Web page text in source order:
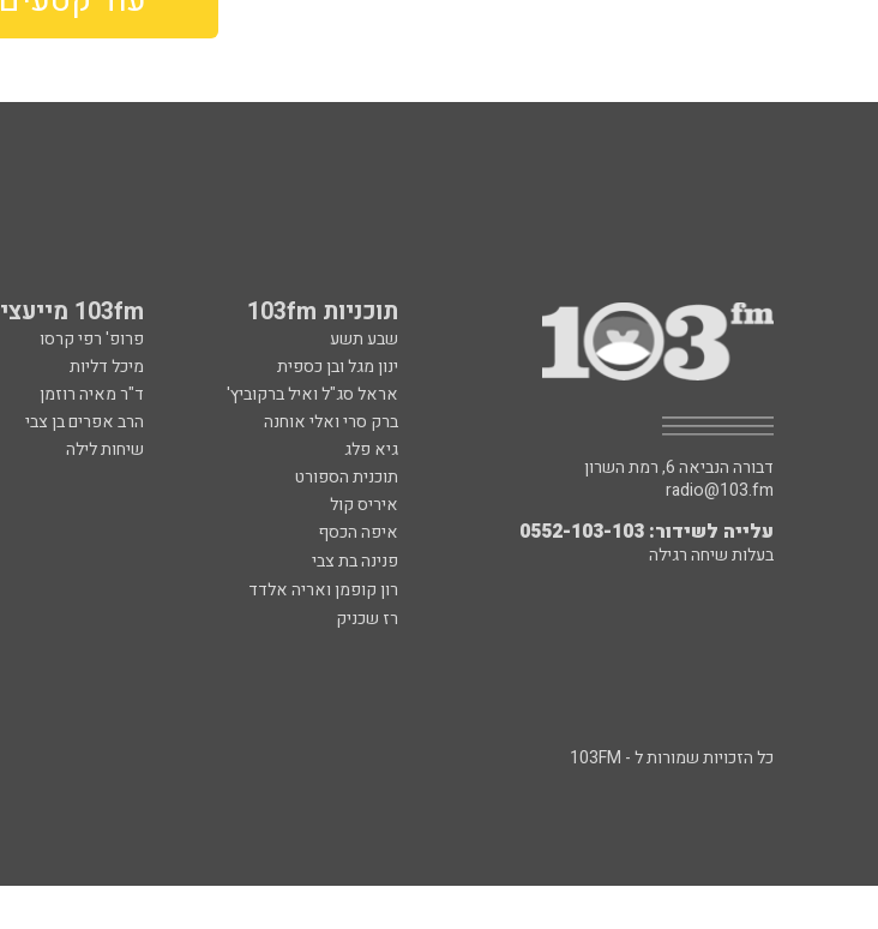
תוכניות 103fm 103fm מייעצים
שבע תשע פרופ' רפי קרסו
ינון מגל ובן כספית
מיכל דליות
אראל סג"ל ואיל ברקוביץ'
ד"ר מאיה רוזמן
ברק סרי ואלי אוחנה
הרב אפרים בן צבי
גיא פלג
שיחות לילה
תוכנית הספורט
איריס קול
איפה הכסף
פנינה בת צבי
רון קופמן ואריה אלדד
רז שכניק
דבורה הנביאה 6, רמת השרון
radio@103.fm
עלייה לשידור: 0552-103-103
בעלות שיחה רגילה
כל הזכויות שמורות ל - 103FM